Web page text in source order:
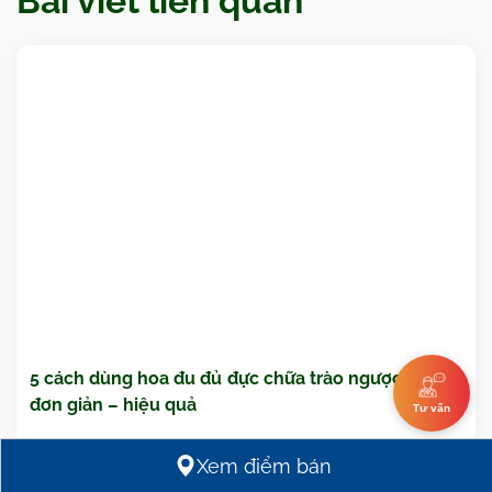
5 cách dùng hoa đu đủ đực chữa trào ngược dạ dày
đơn giản – hiệu quả
Tư vấn
Xem điểm bán